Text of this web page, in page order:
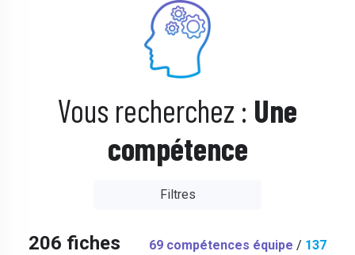
Vous recherchez : Une
compétence
Filtres
206 fiches 69 compétences équipe / 137